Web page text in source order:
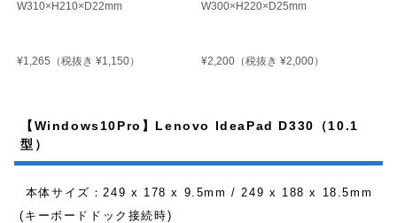
W310×H210×D22mm
¥1,265 （税抜き ¥1,150）
W300×H220×D25mm
¥2,200 （税抜き ¥2,000）
【Windows10Pro】Lenovo IdeaPad D330（10.1
型）
本体サイズ：249 x 178 x 9.5mm / 249 x 188 x 18.5mm
(キーボードドック接続時)